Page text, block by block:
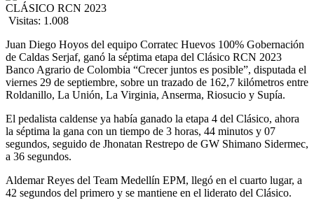
Visitas: 1.008
Juan Diego Hoyos del equipo Corratec Huevos 100% Gobernación
de Caldas Serjaf, ganó la séptima etapa del Clásico RCN 2023
Banco Agrario de Colombia “Crecer juntos es posible”, disputada el
viernes 29 de septiembre, sobre un trazado de 162,7 kilómetros entre
Roldanillo, La Unión, La Virginia, Anserma, Riosucio y Supía.
El pedalista caldense ya había ganado la etapa 4 del Clásico, ahora
la séptima la gana con un tiempo de 3 horas, 44 minutos y 07
segundos, seguido de Jhonatan Restrepo de GW Shimano Sidermec,
a 36 segundos.
Aldemar Reyes del Team Medellín EPM, llegó en el cuarto lugar, a
42 segundos del primero y se mantiene en el liderato del Clásico.